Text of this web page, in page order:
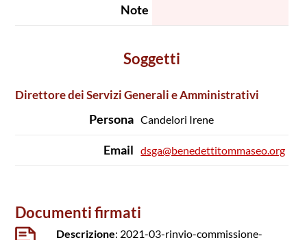
Note
Soggetti
Direttore dei Servizi Generali e Amministrativi
Persona Candelori Irene
Email dsga@benedettitommaseo.org
Documenti firmati
Descrizione: 2021-03-rinvio-commissione-